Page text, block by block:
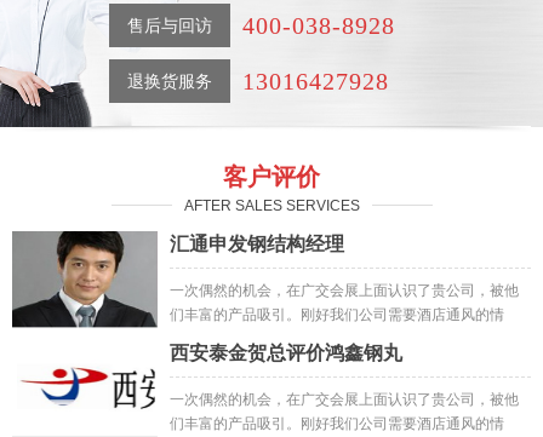
售后与回访 400-038-8928
退换货服务 13016427928
客户评价
AFTER SALES SERVICES
汇通申发钢结构经理
一次偶然的机会，在广交会展上面认识了贵公司，被他
们丰富的产品吸引。刚好我们公司需要酒店通风的情
况，就抱着试试的心态先试了小样，然后订购了一批;之
后做出来的成品
西安泰金贺总评价鸿鑫钢丸
一次偶然的机会，在广交会展上面认识了贵公司，被他
们丰富的产品吸引。刚好我们公司需要酒店通风的情